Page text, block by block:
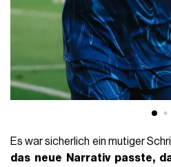
Es war sicherlich ein mutiger
das neue Narrativ passte,